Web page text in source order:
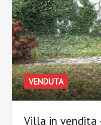
VENDUTA
Villa in vendita